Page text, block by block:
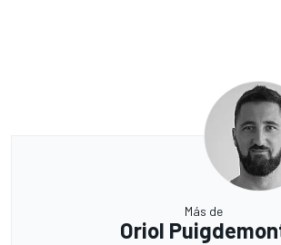
Más de
Oriol